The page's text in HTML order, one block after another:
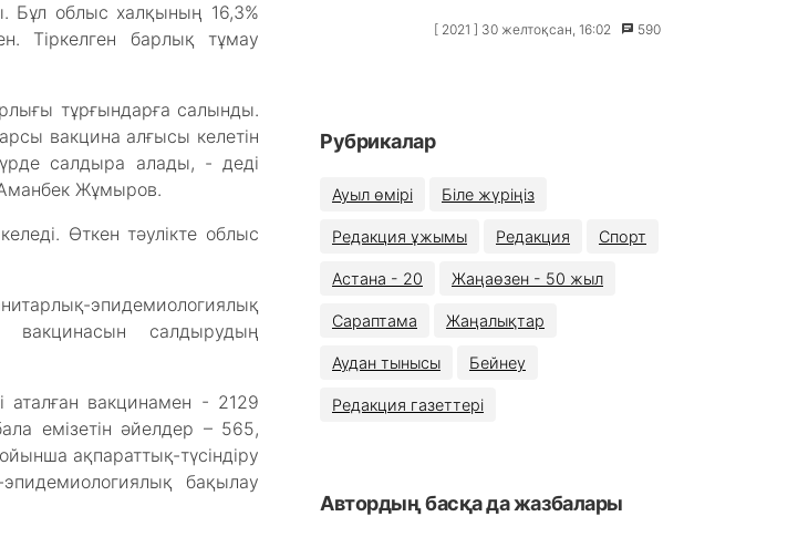
Бұл облыс халқының 16,3%
Тіркелген барлық тұмау
тұрғындарға салынды.
вакцина алғысы келетін
салдыра алады, - деді
Жұмыров.
Өткен тәулікте облыс
эпидемиологиялық
салдырудың
аталған вакцинамен - 2129
емізетін әйелдер – 565,
ақпараттық-түсіндіру
бақылау
[ 2021 ] 30 желтоқсан, 16:02 590
Рубрикалар
Ауыл өмірі Біле жүріңіз
Редакция ұжымы Редакция Спорт
Астана - 20 Жаңаөзен - 50 жыл
Сараптама Жаңалықтар
Аудан тынысы Бейнеу
Редакция газеттері
Автордың басқа да жазбалары